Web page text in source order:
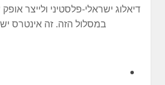
דיאלוג ישראלי-פלסטיני ולייצר
במסלול הזה. זה אינטרס